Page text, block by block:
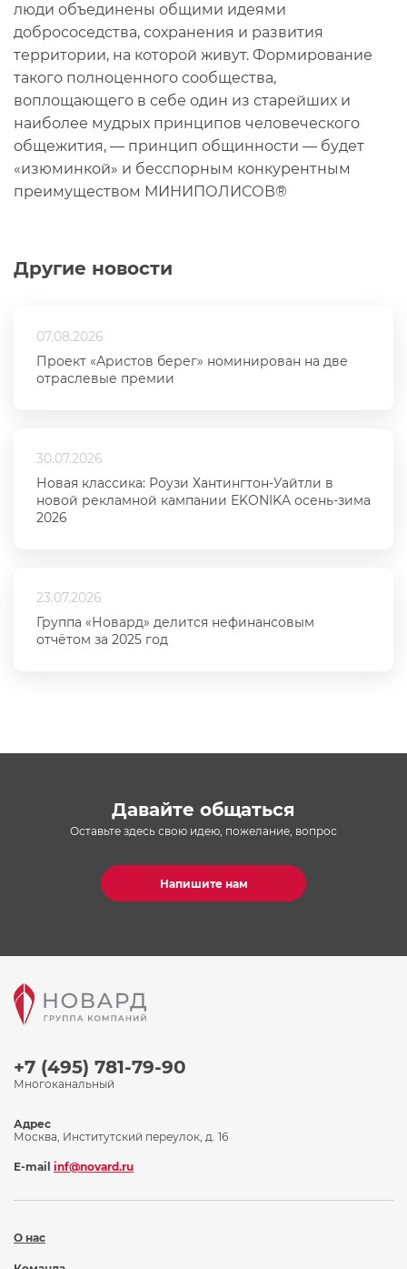
Другие новости
07.08.2026
Проект «Аристов берег» номинирован на две
отраслевые премии
30.07.2026
Новая классика: Роузи Хантингтон-Уайтли в
новой рекламной кампании EKONIKA осень-зима
2026
23.07.2026
Группа «Новард» делится нефинансовым
отчётом за 2025 год
люди объединены общими идеями
добрососедства, сохранения и развития
территории, на которой живут. Формирование
такого полноценного сообщества,
воплощающего в себе один из старейших и
наиболее мудрых принципов человеческого
общежития, — принцип общинности — будет
«изюминкой» и бесспорным конкурентным
преимуществом МИНИПОЛИСОВ®
Давайте общаться
Оставьте здесь свою идею, пожелание, вопрос
Напишите нам
+7 (495) 781-79-90
Многоканальный
О нас
Адрес
Москва, Институтский переулок, д. 16
E-mail inf@novard.ru